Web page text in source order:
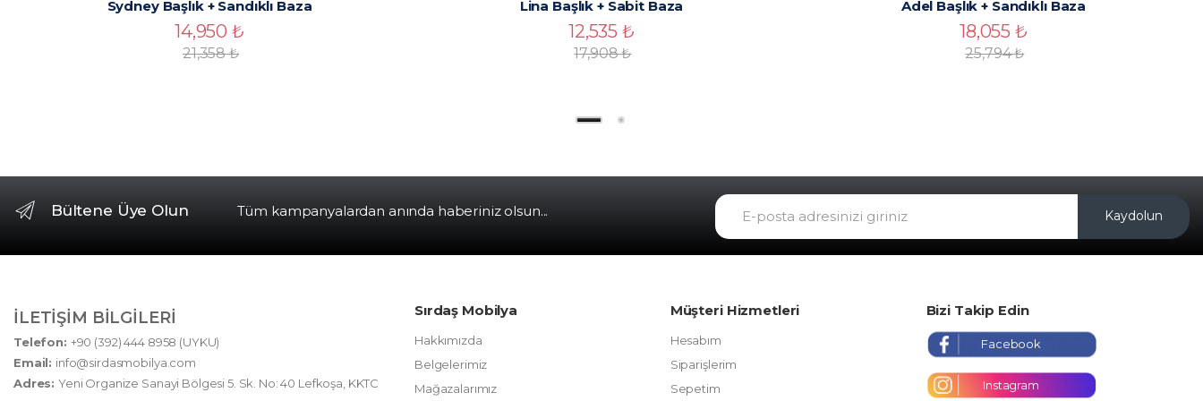
Sydney Başlık + Sandıklı Baza
14,950₺
21,358₺
Lina Başlık + Sabit Baza
12,535₺
17,908₺
Adel Başlık + Sandıklı Baza
18,055₺
25,794₺
Bültene Üye Olun Tüm kampanyalardan anında haberiniz olsun... Kaydolun
Sırdaş Mobilya
Hakkımızda
Belgelerimiz
Mağazalarımız
Müşteri Hizmetleri
Hesabım
Siparişlerim
Sepetim
Bizi Takip Edin
Facebook
Instagram
İLETIŞIM BILGILERI
Telefon: +90 (392) 444 8958 (UYKU)
Email: info@sirdasmobilya.com
Adres:Yeni Organize Sanayi Bölgesi 5. Sk. No: 40 Lefkoşa, KKTC